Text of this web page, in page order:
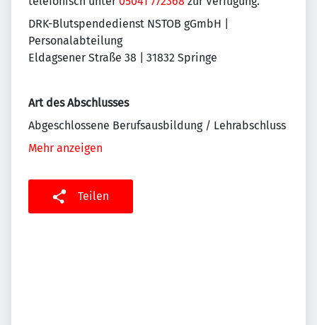
DRK-Blutspendedienst NSTOB gGmbH |
Personalabteilung
Eldagsener Straße 38 | 31832 Springe
Art des Abschlusses
Abgeschlossene Berufsausbildung / Lehrabschluss
Mehr anzeigen
Teilen